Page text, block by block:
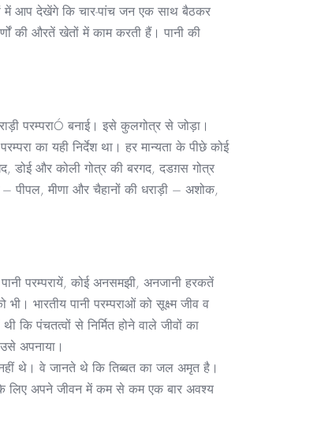
में आप देखेंगे कि चार-पांच जन एक साथ बैठकर
की औरतें खेतों में काम करती हैं। पानी की
परम्पराÓ बनाई। इसे कुलगोत्र से जोड़ा।
का यही निर्देश था। हर मान्यता के पीछे कोई
डोई और कोली गोत्र की बरगद, दडग़स गोत्र
– पीपल, मीणा और चैहानों की धराड़ी – अशोक,
परम्परायें, कोई अनसमझी, अनजानी हरकतें
भारतीय पानी परम्पराओं को सूक्ष्म जीव व
कि पंचतत्वों से निर्मित होने वाले जीवों का
अपनाया।
नहीं थे। वे जानते थे कि तिब्बत का जल अमृत है।
के लिए अपने जीवन में कम से कम एक बार अवश्य